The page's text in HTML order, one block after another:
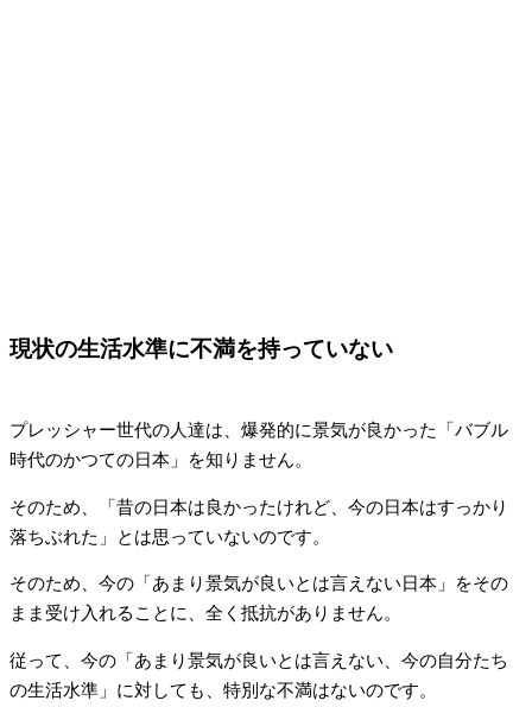
現状の生活水準に不満を持っていない
プレッシャー世代の人達は、爆発的に景気が良かった「バブル
時代のかつての日本」を知りません。
そのため、「昔の日本は良かったけれど、今の日本はすっかり
落ちぶれた」とは思っていないのです。
そのため、今の「あまり景気が良いとは言えない日本」をその
まま受け入れることに、全く抵抗がありません。
従って、今の「あまり景気が良いとは言えない、今の自分たち
の生活水準」に対しても、特別な不満はないのです。